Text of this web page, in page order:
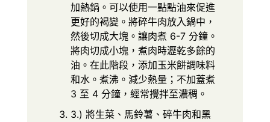
加熱鍋。可以使用一點點油來促進
更好的褐變。將碎牛肉放入鍋中，
然後切成大塊。讓肉煮 6-7 分鐘。
將肉切成小塊，煮肉時瀝乾多餘的
油。在此階段，添加玉米餅調味料
和水。煮沸。減少熱量；不加蓋煮
3 至 4 分鐘，經常攪拌至濃稠。
3.) 將生菜、馬鈴薯、碎牛肉和黑